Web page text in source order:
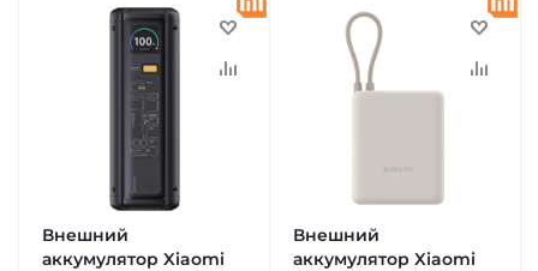
Внешний
аккумулятор Xiaomi
Внешний
аккумулятор Xiaomi